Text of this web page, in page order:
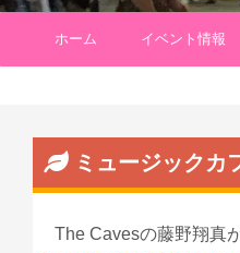
ホーム イベント情報
ミュージックカ
The Cavesの藤野翔真